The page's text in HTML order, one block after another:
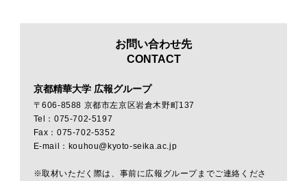
お問い合わせ先
CONTACT
京都精華大学 広報グループ
〒606-8588 京都市左京区岩倉木野町137
Tel：075-702-5197
Fax：075-702-5352
E-mail：kouhou@kyoto-seika.ac.jp
※取材いただく際は、事前に広報グループまでご連絡くださ